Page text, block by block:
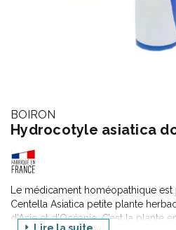
BOIRON
Hydrocotyle asiatica
Le médicament homéopathique
Centella Asiatica petite plante
d’Asie et d’Océanie. C’est la plante